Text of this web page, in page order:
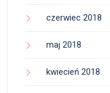
czerwiec 2018
maj 2018
kwiecień 2018